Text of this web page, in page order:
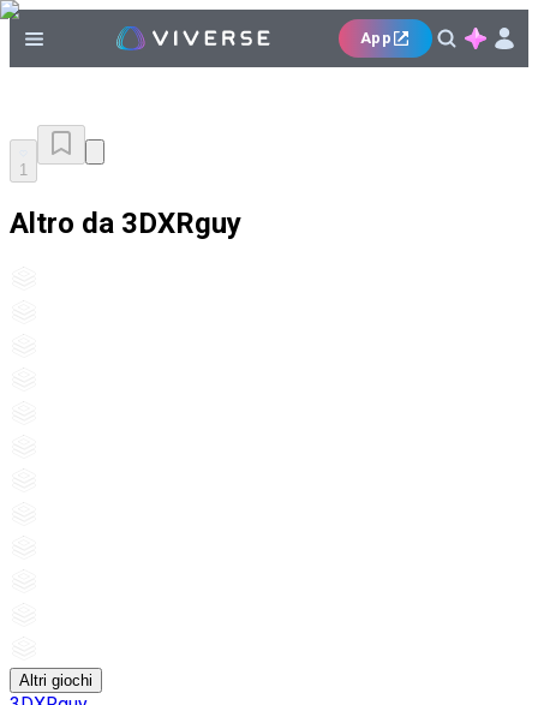
App
1
Altro da 3DXRguy
Altri giochi